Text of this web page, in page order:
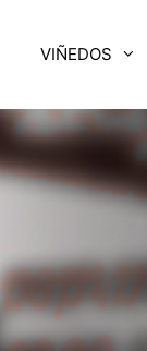
VIÑEDOS